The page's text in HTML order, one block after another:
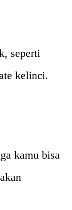
seperti
kelinci.
kamu bisa